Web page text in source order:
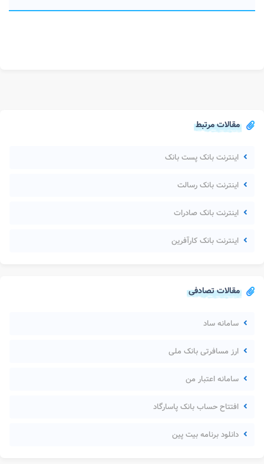
مقالات مرتبط
اینترنت بانک پست بانک
اینترنت بانک رسالت
اینترنت بانک صادرات
اینترنت بانک کارآفرین
مقالات تصادفی
سامانه ساد
ارز مسافرتی بانک ملی
سامانه اعتبار من
افتتاح حساب بانک پاسارگاد
دانلود برنامه بیت پین